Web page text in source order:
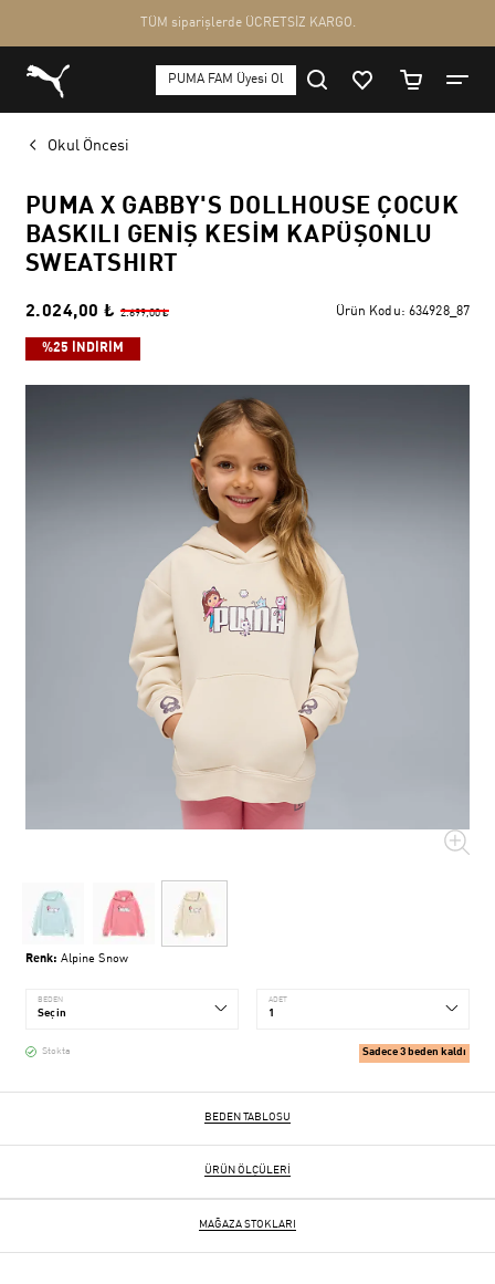
Okul Öncesi
PUMA X GABBY'S DOLLHOUSE ÇOCUK
BASKILI GENIŞ KESIM KAPÜŞONLU
SWEATSHIRT
2.024,00 ₺ 2.699,00 ₺ Ürün Kodu: 634928_87
%25 İNDİRİM
Renk: Alpine Snow
BEDEN ADET
Stokta Sadece 3 beden kaldı
BEDEN TABLOSU
ÜRÜN ÖLÇÜLERI
MAĞAZA STOKLARI